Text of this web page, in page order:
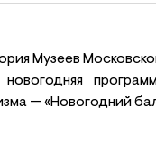
Музеев
— «Новогодний